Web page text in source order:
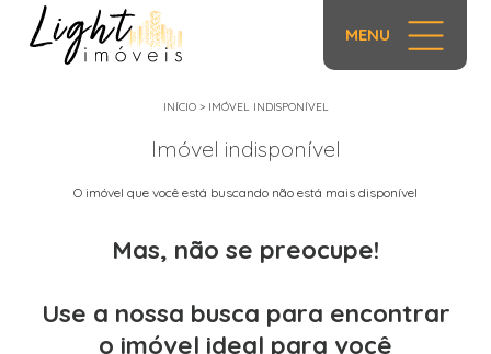
MENU
INÍCIO> IMÓVEL INDISPONÍVEL
Imóvel indisponível
O imóvel que você está buscando não está mais disponível
Mas, não se preocupe!
Use a nossa busca para encontrar
o imóvel ideal para você